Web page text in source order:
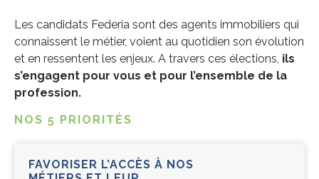
Les candidats Federia sont des agents immobiliers qui
connaissent le métier, voient au quotidien son évolution
et en ressentent les enjeux. A travers ces élections, ils
s’engagent pour vous et pour l’ensemble de la
profession.
NOS 5 PRIORITÉS
FAVORISER L’ACCÈS À NOS